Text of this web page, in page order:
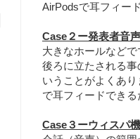
AirPodsで耳フィー
Case２ー発表者音
大きなホールなど
後ろに立たされる
いうことがよくあ
で耳フィードできる
Case３ーウィスパ